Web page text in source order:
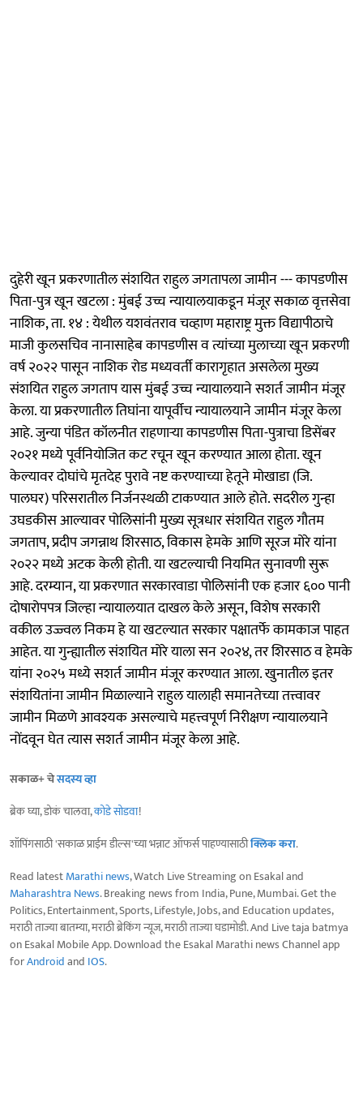
दुहेरी खून प्रकरणातील संशयित राहुल जगतापला जामीन --- कापडणीस
पिता-पुत्र खून खटला : मुंबई उच्च न्यायालयाकडून मंजूर सकाळ वृत्तसेवा
नाशिक, ता. १४ : येथील यशवंतराव चव्हाण महाराष्ट्र मुक्त विद्यापीठाचे
माजी कुलसचिव नानासाहेब कापडणीस व त्यांच्या मुलाच्या खून प्रकरणी
वर्ष २०२२ पासून नाशिक रोड मध्यवर्ती कारागृहात असलेला मुख्य
संशयित राहुल जगताप यास मुंबई उच्च न्यायालयाने सशर्त जामीन मंजूर
केला. या प्रकरणातील तिघांना यापूर्वीच न्यायालयाने जामीन मंजूर केला
आहे. जुन्या पंडित कॉलनीत राहणाऱ्या कापडणीस पिता-पुत्राचा डिसेंबर
२०२१ मध्ये पूर्वनियोजित कट रचून खून करण्यात आला होता. खून
केल्यावर दोघांचे मृतदेह पुरावे नष्ट करण्याच्या हेतूने मोखाडा (जि.
पालघर) परिसरातील निर्जनस्थळी टाकण्यात आले होते. सदरील गुन्हा
उघडकीस आल्यावर पोलिसांनी मुख्य सूत्रधार संशयित राहुल गौतम
जगताप, प्रदीप जगन्नाथ शिरसाठ, विकास हेमके आणि सूरज मोरे यांना
२०२२ मध्ये अटक केली होती. या खटल्याची नियमित सुनावणी सुरू
आहे. दरम्यान, या प्रकरणात सरकारवाडा पोलिसांनी एक हजार ६०० पानी
दोषारोपपत्र जिल्हा न्यायालयात दाखल केले असून, विशेष सरकारी
वकील उज्ज्वल निकम हे या खटल्यात सरकार पक्षातर्फे कामकाज पाहत
आहेत. या गुन्ह्यातील संशयित मोरे याला सन २०२४, तर शिरसाठ व हेमके
यांना २०२५ मध्ये सशर्त जामीन मंजूर करण्यात आला. खुनातील इतर
संशयितांना जामीन मिळाल्याने राहुल यालाही समानतेच्या तत्त्वावर
जामीन मिळणे आवश्यक असल्याचे महत्त्वपूर्ण निरीक्षण न्यायालयाने
नोंदवून घेत त्यास सशर्त जामीन मंजूर केला आहे.
सकाळ+ चेसदस्य व्हा
ब्रेक घ्या, डोकं चालवा,कोडे सोडवा!
शॉपिंगसाठी 'सकाळ प्राईम डील्स'च्या भन्नाट ऑफर्स पाहण्यासाठीक्लिक करा.
Read latestMarathi news, Watch Live Streaming on Esakal and
Maharashtra News. Breaking news from India, Pune, Mumbai. Get the
Politics, Entertainment, Sports, Lifestyle, Jobs, and Education updates,
मराठी ताज्या बातम्या, मराठी ब्रेकिंग न्यूज, मराठी ताज्या घडामोडी. And Live taja batmya
on Esakal Mobile App. Download the Esakal Marathi news Channel app
forAndroidand IOS.